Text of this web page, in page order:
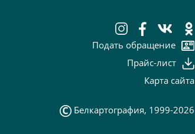
Подать обращение
Прайс-лист
Карта сайта
Белкартография, 1999-2026